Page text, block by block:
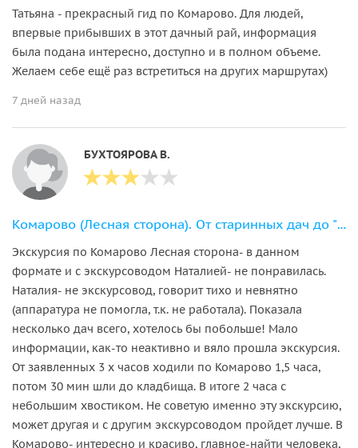
Татьяна - прекрасный гид по Комарово. Для людей,
впервые прибывших в этот дачный рай, информация
была подана интересно, доступно и в полном объеме.
Желаем себе ещё раз встретиться на других маршрутах)
7 дней назад
БУХТОЯРОВА В.
Комарово (Лесная сторона). От старинных дач до "будки" Ахматовой.
Экскурсия по Комарово Лесная сторона- в данном
формате и с экскурсоводом Наталией- не понравилась.
Наталия- не экскурсовод, говорит тихо и невнятно
(аппаратура не помогла, т.к. не работала). Показала
несколько дач всего, хотелось бы побольше! Мало
информации, как-то неактивно и вяло прошла экскурсия.
От заявленных 3 х часов ходили по Комарово 1,5 часа,
потом 30 мин шли до кладбища. В итоге 2 часа с
небольшим хвостиком. Не советую именно эту экскурсию,
может другая и с другим экскурсоводом пройдет лучше. В
Комарово- интересно и красиво, главное-найти человека,